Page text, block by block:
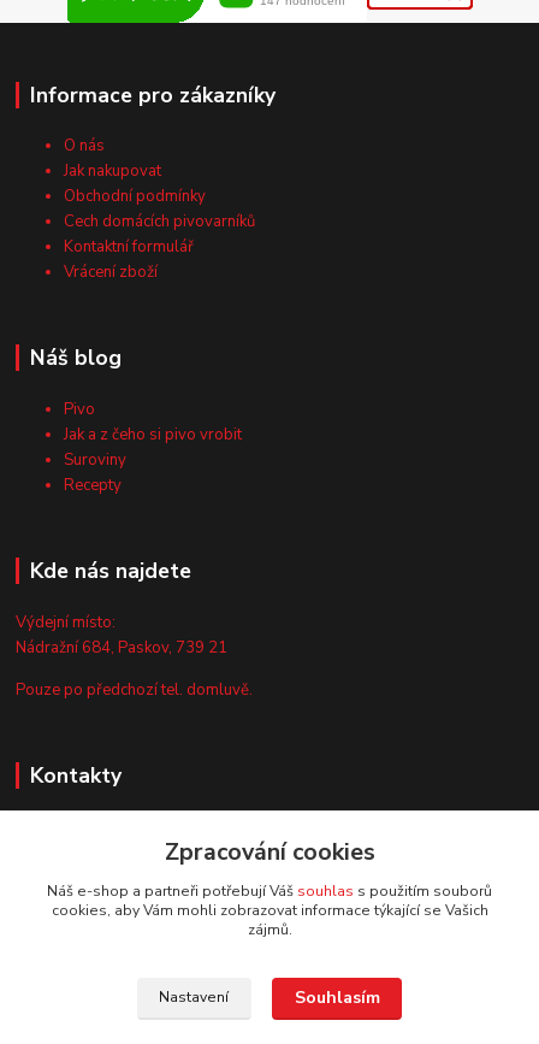
Informace pro zákazníky
O nás
Jak nakupovat
Obchodní podmínky
Cech domácích pivovarníků
Kontaktní formulář
Vrácení zboží
Náš blog
Pivo
Jak a z čeho si pivo vrobit
Suroviny
Recepty
Kde nás najdete
Výdejní místo:
Nádražní 684, Paskov, 739 21
Pouze po předchozí tel. domluvě.
Kontakty
+420 735 044 675
info@vyrobtesipivo.cz
Zpracování cookies
Náš e-shop a partneři potřebují Váš souhlas s použitím souborů
cookies, aby Vám mohli zobrazovat informace týkající se Vašich
zájmů.
Nastavení Souhlasím